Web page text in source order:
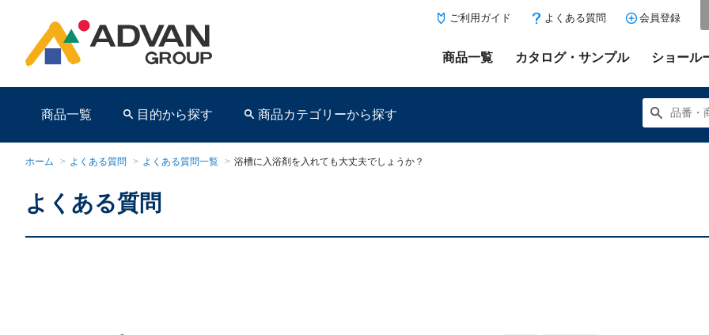
ご利用ガイド よくある質問 会員登録
商品一覧 カタログ・サンプル ショール
商品一覧 目的から探す 商品カテゴリーから探す
ホーム > よくある質問 > よくある質問一覧 > 浴槽に入浴剤を入れても大丈夫でしょうか？
よくある質問